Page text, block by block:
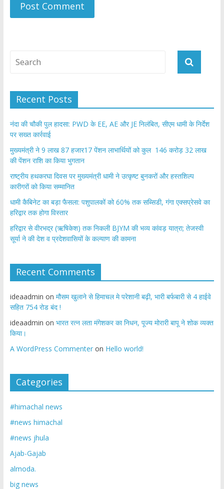
Recent Posts
नंदा की चौकी पुल हादसा: PWD के EE, AE और JE निलंबित, सीएम धामी के निर्देश
पर सख्त कार्रवाई
मुख्यमंत्री ने 9 लाख 87 हजार17 पेंशन लाभार्थियों को कुल 146 करोड़ 32 लाख
की पेंशन राशि का किया भुगतान
राष्ट्रीय हथकरघा दिवस पर मुख्यमंत्री धामी ने उत्कृष्ट बुनकरों और हस्तशिल्प
कारीगरों को किया सम्मानित
​धामी कैबिनेट का बड़ा फैसला: पशुपालकों को 60% तक सब्सिडी, गंगा एक्सप्रेसवे का
हरिद्वार तक होगा विस्तार
​हरिद्वार से वीरभद्र (ऋषिकेश) तक निकली BJYM की भव्य कांवड़ यात्रा; तेजस्वी
सूर्या ने की देश व प्रदेशवासियों के कल्याण की कामना
Recent Comments
ideaadmin on मौसम खुलाने से हिमाचल मे परेशानी बढ़ी, भारी बर्फबारी से 4 हाईवे
सहित 754 रोड बंद !
ideaadmin on भारत रत्न लता मंगेशकर का निधन, पूज्य मोरारी बापू ने शोक व्यक्त
किया।
A WordPress Commenteron Hello world!
Categories
#himachal news
#news himachal
#news jhula
Ajab-Gajab
almoda.
big news